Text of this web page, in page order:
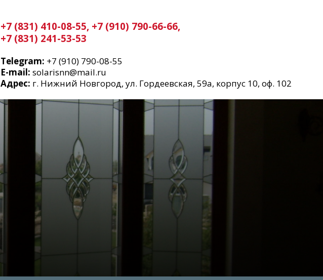
+7 (831) 410-08-55, +7 (910) 790-66-66,
+7 (831) 241-53-53
Telegram: +7 (910) 790-08-55
E-mail: solarisnn@mail.ru
Адрес: г. Нижний Новгород, ул. Гордеевская, 59а, корпус 10, оф. 102